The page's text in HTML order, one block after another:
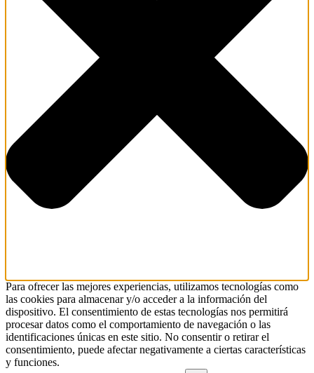
Para ofrecer las mejores experiencias, utilizamos tecnologías como
las cookies para almacenar y/o acceder a la información del
dispositivo. El consentimiento de estas tecnologías nos permitirá
procesar datos como el comportamiento de navegación o las
identificaciones únicas en este sitio. No consentir o retirar el
consentimiento, puede afectar negativamente a ciertas características
y funciones.